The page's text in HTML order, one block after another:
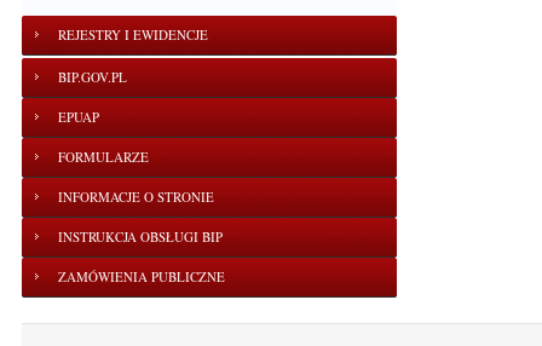
REJESTRY I EWIDENCJE
BIP.GOV.PL
EPUAP
FORMULARZE
INFORMACJE O STRONIE
INSTRUKCJA OBSŁUGI BIP
ZAMÓWIENIA PUBLICZNE